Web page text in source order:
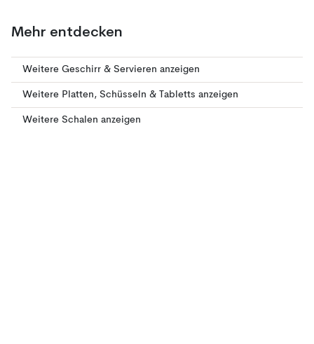
Mehr entdecken
Weitere Geschirr & Servieren anzeigen
Weitere Platten, Schüsseln & Tabletts anzeigen
Weitere Schalen anzeigen